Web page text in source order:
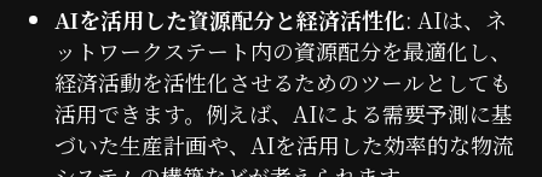
AIを活用した資源配分と経済活性化: AIは、ネ
ットワークステート内の資源配分を最適化し、
経済活動を活性化させるためのツールとしても
活用できます。例えば、AIによる需要予測に基
づいた生産計画や、AIを活用した効率的な物流